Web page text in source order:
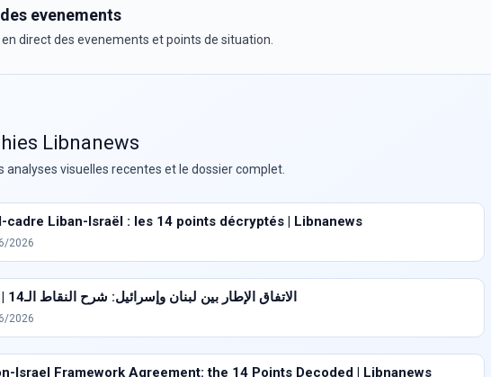
evenements
direct des evenements et points de situation.
Libnanews
analyses visuelles recentes et le dossier complet.
cadre Liban-Israël : les 14 points décryptés | Libnanews
2026
الاتفاق الإطار بين لبنان وإسرائيل: شرح النقاط الـ14 | ليبنانيوز
2026
Israel Framework Agreement: the 14 Points Decoded | Libnanews